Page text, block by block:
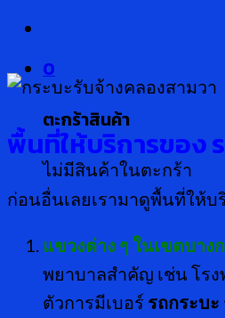
0
ตะกร้าสินค้า
ไม่มีสินค้าในตะกร้า
พื้นที่ให้บริการของ
ก่อนอื่นเลยเรามาดูพื้นที่ให้บ
แขวงต่าง ๆ ในเขตบาง
พยาบาลสำคัญ เช่น โร
ตัวการมีเบอร์ รถกระบะ